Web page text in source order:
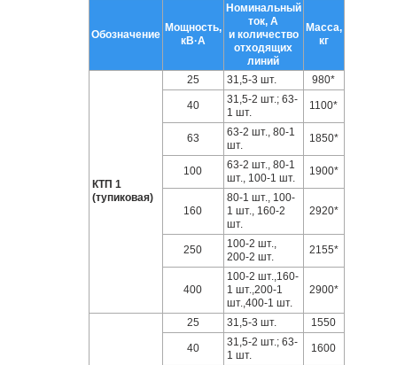
Обозначение
Мощность,
кВ·А
Номинальный
ток, А
и количество
отходящих
линий
Масса,
кг
КТП 1
(тупиковая)
25 31,5-3 шт. 980*
40
31,5-2 шт.; 63-
1 шт.
1100*
63
63-2 шт., 80-1
шт.
1850*
100
63-2 шт., 80-1
шт., 100-1 шт.
1900*
160
80-1 шт., 100-
1 шт., 160-2
шт.
2920*
250
100-2 шт.,
200-2 шт.
2155*
400
100-2 шт.,160-
1 шт.,200-1
шт.,400-1 шт.
2900*
25 31,5-3 шт. 1550
40
31,5-2 шт.; 63-
1 шт.
1600